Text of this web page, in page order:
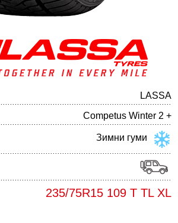
LASSA
Competus Winter 2 +
Зимни гуми
235/75R15 109 T TL XL